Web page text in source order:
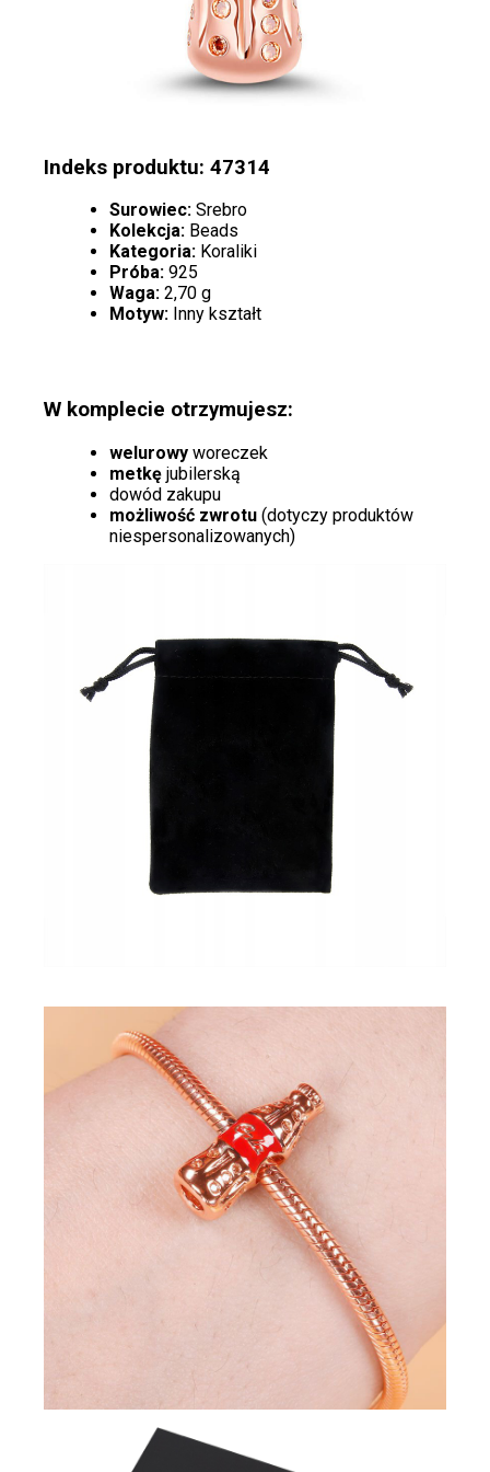
Indeks produktu: 47314
Surowiec: Srebro
Kolekcja: Beads
Kategoria: Koraliki
Próba: 925
Waga: 2,70 g
Motyw: Inny kształt
W komplecie otrzymujesz:
welurowy woreczek
metkę jubilerską
dowód zakupu
możliwość zwrotu (dotyczy produktów
niespersonalizowanych)